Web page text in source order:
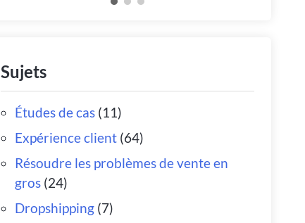
Sujets
Études de cas (11)
Expérience client (64)
Résoudre les problèmes de vente en
gros (24)
Dropshipping (7)